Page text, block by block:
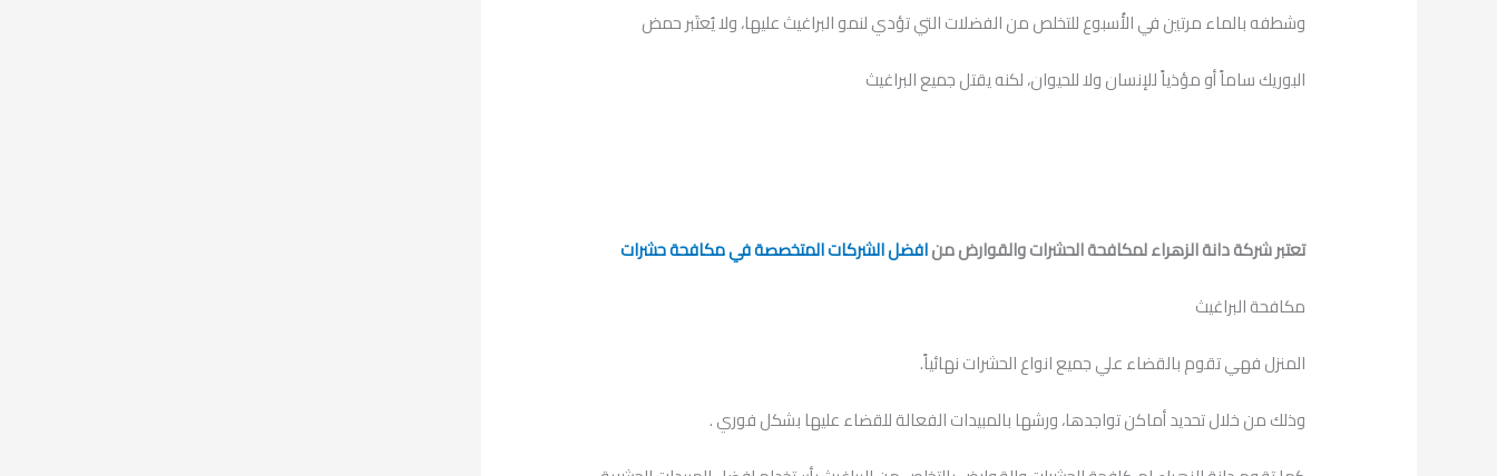
وشطفه بالماء مرتين في الأُسبوع للتخلص من الفضلات التي تؤدي لنمو البراغيث عليها، ولا يُعتَبر حمض
البوريك ساماً أو مؤذياً للإنسان ولا للحيوان، لكنه يقتل جميع البراغيث
تعتبر شركة دانة الزهراء لمكافحة الحشرات والقوارض منافضل الشركات المتخصصة في مكافحة حشرات
مكافحة البراغيث
المنزل فهي تقوم بالقضاء علي جميع انواع الحشرات نهائياً.
وذلك من خلال تحديد أماكن تواجدها، ورشها بالمبيدات الفعالة للقضاء عليها بشكل فوري .